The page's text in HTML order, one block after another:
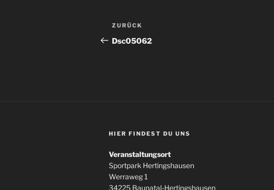
Beitragsnavigation
Vorheriger
Beitrag
ZURÜCK
Dsc05062
HIER FINDEST DU UNS
Veranstaltungsort
Sportpark Hertingshausen
Werraweg 1
34225 Baunatal-Hertingshausen